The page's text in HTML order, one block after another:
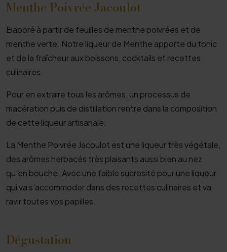
Menthe Poivrée Jacoulot
Elaboré à partir de feuilles de menthe poivrées et de
menthe verte. Notre liqueur de Menthe apporte du tonic
et de la fraîcheur aux boissons, cocktails et recettes
culinaires.
Pour en extraire tous les arômes, un processus de
macération puis de distillation rentre dans la composition
de cette liqueur artisanale.
La Menthe Poivrée Jacoulot est une liqueur très végétale,
des arômes herbacés très plaisants aussi bien au nez
qu'en bouche. Avec une faible sucrosité pour une liqueur
qui va s'accommoder dans des recettes culinaires et va
ravir toutes vos papilles.
Dégustation